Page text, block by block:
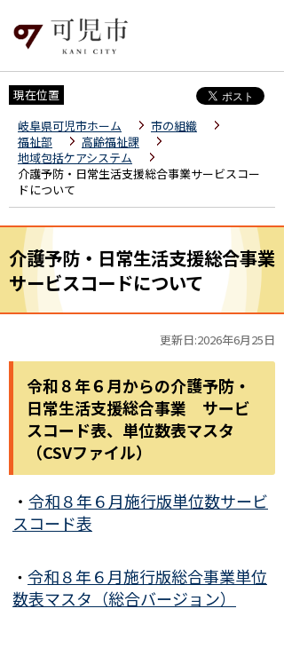
現在位置
岐阜県可児市ホーム
市の組織
福祉部
高齢福祉課
地域包括ケアシステム
介護予防・日常生活支援総合事業サービスコー
ドについて
介護予防・日常生活支援総合事業
サービスコードについて
更新日:2026年6月25日
令和８年６月からの介護予防・
日常生活支援総合事業 サービ
スコード表、単位数表マスタ
（CSVファイル）
・ 令和８年６月施行版単位数サービ
スコード表
・ 令和８年６月施行版総合事業単位
数表マスタ（総合バージョン）